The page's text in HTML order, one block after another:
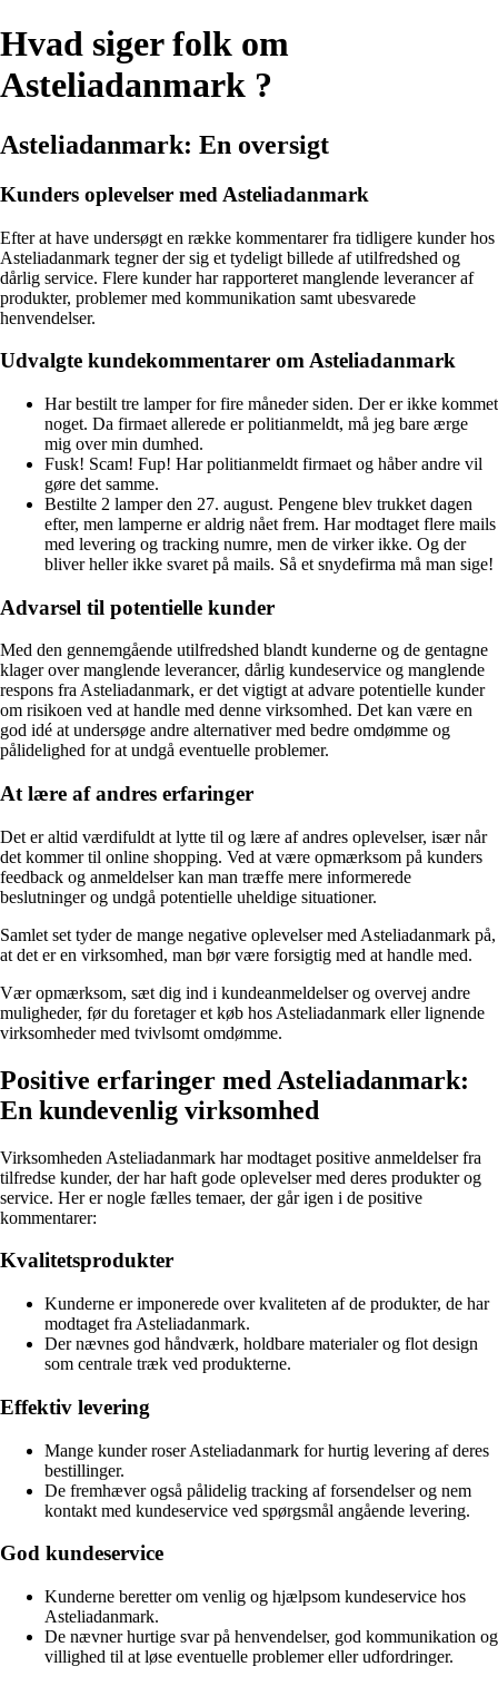
Hvad siger folk om
Asteliadanmark ?
Asteliadanmark: En oversigt
Kunders oplevelser med Asteliadanmark
Efter at have undersøgt en række kommentarer fra tidligere kunder hos
Asteliadanmark tegner der sig et tydeligt billede af utilfredshed og
dårlig service. Flere kunder har rapporteret manglende leverancer af
produkter, problemer med kommunikation samt ubesvarede
henvendelser.
Udvalgte kundekommentarer om Asteliadanmark
Har bestilt tre lamper for fire måneder siden. Der er ikke kommet
noget. Da firmaet allerede er politianmeldt, må jeg bare ærge
mig over min dumhed.
Fusk! Scam! Fup! Har politianmeldt firmaet og håber andre vil
gøre det samme.
Bestilte 2 lamper den 27. august. Pengene blev trukket dagen
efter, men lamperne er aldrig nået frem. Har modtaget flere mails
med levering og tracking numre, men de virker ikke. Og der
bliver heller ikke svaret på mails. Så et snydefirma må man sige!
Advarsel til potentielle kunder
Med den gennemgående utilfredshed blandt kunderne og de gentagne
klager over manglende leverancer, dårlig kundeservice og manglende
respons fra Asteliadanmark, er det vigtigt at advare potentielle kunder
om risikoen ved at handle med denne virksomhed. Det kan være en
god idé at undersøge andre alternativer med bedre omdømme og
pålidelighed for at undgå eventuelle problemer.
At lære af andres erfaringer
Det er altid værdifuldt at lytte til og lære af andres oplevelser, især når
det kommer til online shopping. Ved at være opmærksom på kunders
feedback og anmeldelser kan man træffe mere informerede
beslutninger og undgå potentielle uheldige situationer.
Samlet set tyder de mange negative oplevelser med Asteliadanmark på,
at det er en virksomhed, man bør være forsigtig med at handle med.
Vær opmærksom, sæt dig ind i kundeanmeldelser og overvej andre
muligheder, før du foretager et køb hos Asteliadanmark eller lignende
virksomheder med tvivlsomt omdømme.
Positive erfaringer med Asteliadanmark:
En kundevenlig virksomhed
Virksomheden Asteliadanmark har modtaget positive anmeldelser fra
tilfredse kunder, der har haft gode oplevelser med deres produkter og
service. Her er nogle fælles temaer, der går igen i de positive
kommentarer:
Kvalitetsprodukter
Kunderne er imponerede over kvaliteten af de produkter, de har
modtaget fra Asteliadanmark.
Der nævnes god håndværk, holdbare materialer og flot design
som centrale træk ved produkterne.
Effektiv levering
Mange kunder roser Asteliadanmark for hurtig levering af deres
bestillinger.
De fremhæver også pålidelig tracking af forsendelser og nem
kontakt med kundeservice ved spørgsmål angående levering.
God kundeservice
Kunderne beretter om venlig og hjælpsom kundeservice hos
Asteliadanmark.
De nævner hurtige svar på henvendelser, god kommunikation og
villighed til at løse eventuelle problemer eller udfordringer.